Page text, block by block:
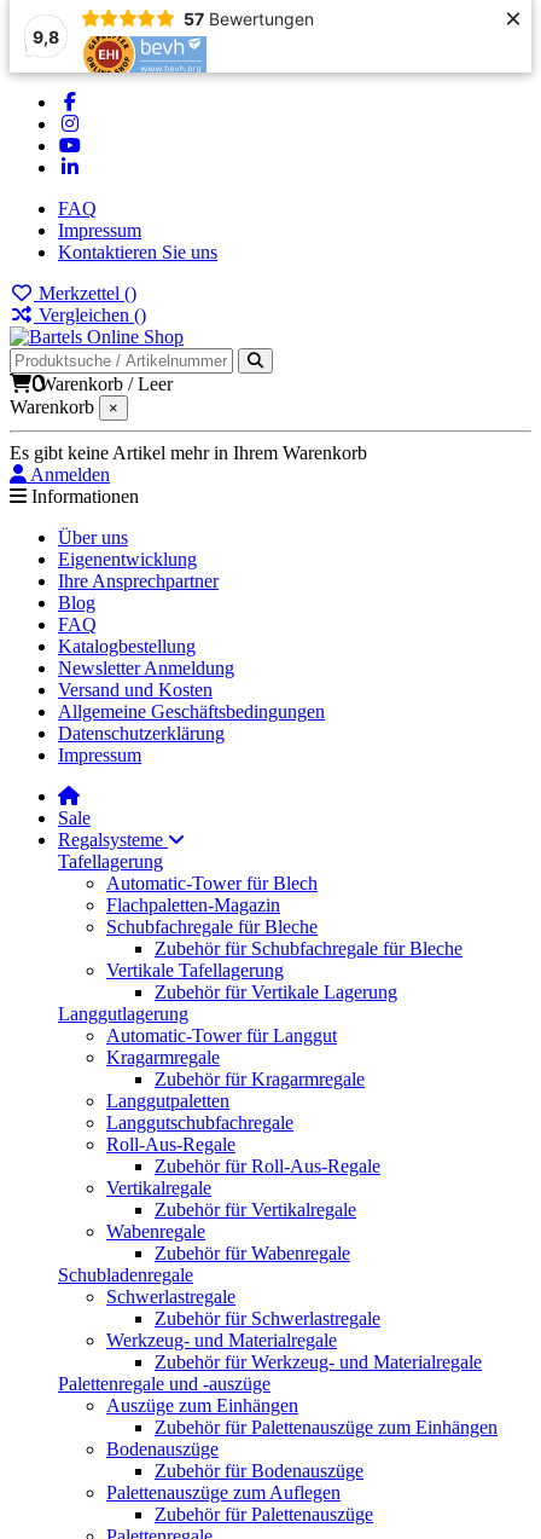
9,8
57 Bewertungen ×
FAQ
Impressum
Kontaktieren Sie uns
Merkzettel ()
Vergleichen ()
0Warenkorb /Leer
Warenkorb
×
Es gibt keine Artikel mehr in Ihrem Warenkorb
Anmelden
Informationen
Über uns
Eigenentwicklung
Ihre Ansprechpartner
Blog
FAQ
Katalogbestellung
Newsletter Anmeldung
Versand und Kosten
Allgemeine Geschäftsbedingungen
Datenschutzerklärung
Impressum
Sale
Regalsysteme
Tafellagerung
Automatic-Tower für Blech
Flachpaletten-Magazin
Schubfachregale für Bleche
Zubehör für Schubfachregale für Bleche
Vertikale Tafellagerung
Zubehör für Vertikale Lagerung
Langgutlagerung
Automatic-Tower für Langgut
Kragarmregale
Zubehör für Kragarmregale
Langgutpaletten
Langgutschubfachregale
Roll-Aus-Regale
Zubehör für Roll-Aus-Regale
Vertikalregale
Zubehör für Vertikalregale
Wabenregale
Zubehör für Wabenregale
Schubladenregale
Schwerlastregale
Zubehör für Schwerlastregale
Werkzeug- und Materialregale
Zubehör für Werkzeug- und Materialregale
Palettenregale und -auszüge
Auszüge zum Einhängen
Zubehör für Palettenauszüge zum Einhängen
Bodenauszüge
Zubehör für Bodenauszüge
Palettenauszüge zum Auflegen
Zubehör für Palettenauszüge